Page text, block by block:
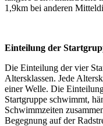
1,9km bei anderen
Einteilung der
Die Einteilung der vier
Altersklassen. Jede
einer Welle. Die
Startgruppe schwimmt,
Schwimmzeiten
Begegnung auf der